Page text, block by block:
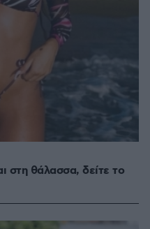
στη θάλασσα, δείτε το